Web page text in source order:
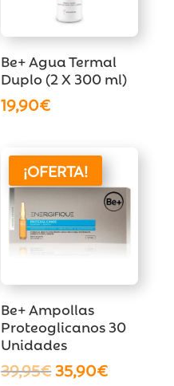
Be+ Agua Termal
Duplo (2 X 300 ml)
19,90€
¡OFERTA!
Be+ Ampollas
Proteoglicanos 30
Unidades
39,95€El
35,90€El